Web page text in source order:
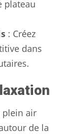
plateau
: Créez
dans
plein air
de la